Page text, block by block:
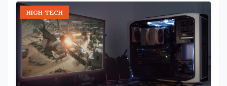
HIGH-TECH